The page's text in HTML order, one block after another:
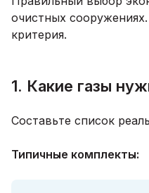
очистных
критерия.
1. Какие газы
Составьте список
Типичные комплекты: